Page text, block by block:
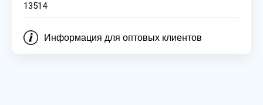
13514
Информация для оптовых клиентов